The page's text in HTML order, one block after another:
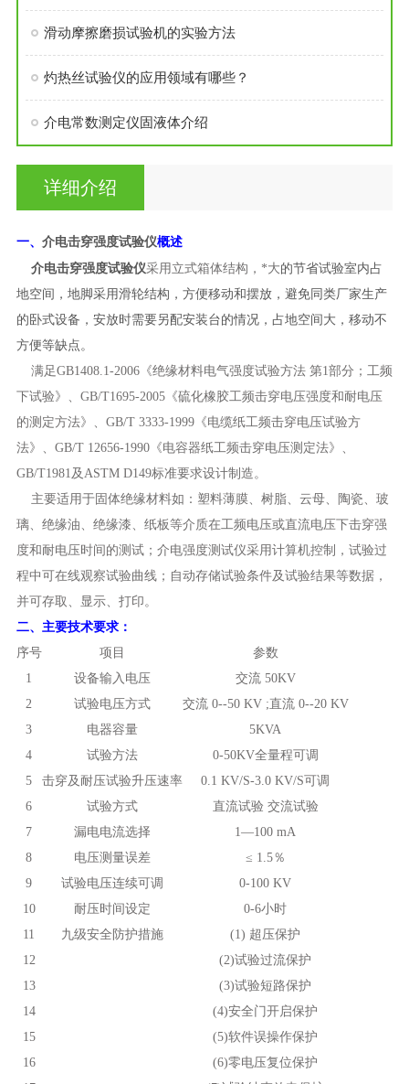
滑动摩擦磨损试验机的实验方法
灼热丝试验仪的应用领域有哪些？
介电常数测定仪固液体介绍
详细介绍
一、 介电击穿强度试验仪概述
介电击穿强度试验仪采用立式箱体结构，*大的节省试验室内占
地空间，地脚采用滑轮结构，方便移动和摆放，避免同类厂家生产
的卧式设备，安放时需要另配安装台的情况，占地空间大，移动不
方便等缺点。
满足GB1408.1-2006《绝缘材料电气强度试验方法 第1部分；工频
下试验》、GB/T1695-2005《硫化橡胶工频击穿电压强度和耐电压
的测定方法》、GB/T 3333-1999《电缆纸工频击穿电压试验方
法》、GB/T 12656-1990《电容器纸工频击穿电压测定法》、
GB/T1981及ASTM D149标准要求设计制造。
主要适用于固体绝缘材料如：塑料薄膜、树脂、云母、陶瓷、玻
璃、绝缘油、绝缘漆、纸板等介质在工频电压或直流电压下击穿强
度和耐电压时间的测试；介电强度测试仪采用计算机控制，试验过
程中可在线观察试验曲线；自动存储试验条件及试验结果等数据，
并可存取、显示、打印。
二、 主要技术要求：
序号
项目
参数
1
设备输入电压
交流 50KV
2
试验电压方式
交流 0--50 KV ;直流 0--20 KV
3
电器容量
5KVA
4
试验方法
0-50KV全量程可调
5
击穿及耐压试验升压速率
0.1 KV/S-3.0 KV/S可调
6
试验方式
直流试验 交流试验
7
漏电电流选择
1—100 mA
8
电压测量误差
≤ 1.5％
9
试验电压连续可调
0-100 KV
10
耐压时间设定
0-6小时
11
九级安全防护措施
(1) 超压保护
12
(2)试验过流保护
13
(3)试验短路保护
14
(4)安全门开启保护
15
(5)软件误操作保护
16
(6)零电压复位保护